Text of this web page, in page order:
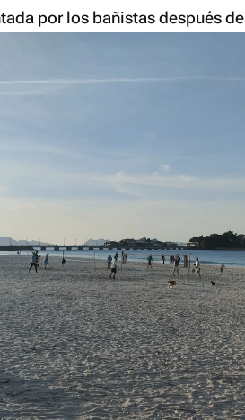
por los bañistas después